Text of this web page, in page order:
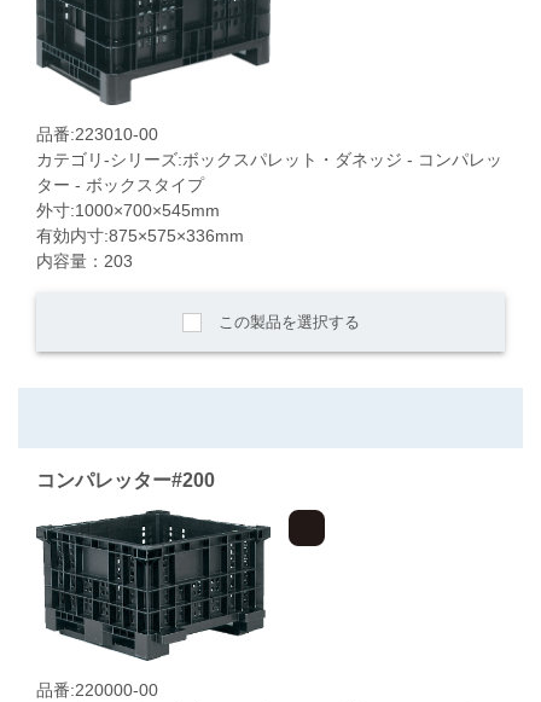
品番:223010-00
カテゴリ-シリーズ:ボックスパレット・ダネッジ - コンパレッ
ター - ボックスタイプ
外寸:1000×700×545mm
有効内寸:875×575×336mm
内容量：203
この製品を選択する
コンパレッター#200
品番:220000-00